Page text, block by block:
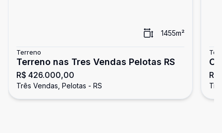
1455m²
Terreno
Terreno nas Tres Vendas Pelotas RS
R$ 426.000,00
Três Vendas, Pelotas - RS